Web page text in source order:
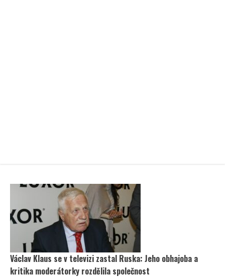
Václav Klaus se v televizi zastal Ruska: Jeho obhajoba a
kritika moderátorky rozdělila společnost